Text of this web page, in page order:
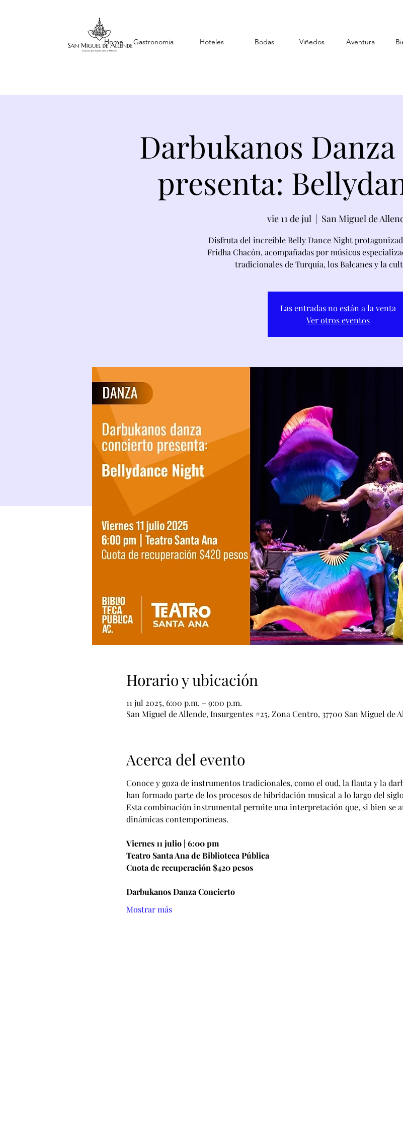
Home Gastronomia Hoteles Bodas Viñedos Aventura
Darbukanos
presenta:
vie 11 de jul
  |
San Miguel de
Disfruta del increíble Belly Dance Night
Fridha Chacón, acompañadas por músicos
tradicionales de Turquía, los Balcanes y la
Las entradas no están a la venta
Ver otros eventos
Horario y ubicación
11 jul 2025, 6:00 p.m. – 9:00 p.m.
San Miguel de Allende, Insurgentes #25, Zona Centro, 37700 San Miguel de
Acerca del evento
Conoce y goza de instrumentos tradicionales, como el oud, la flauta y la
han formado parte de los procesos de hibridación musical a lo largo del
Esta combinación instrumental permite una interpretación que, si bien se
dinámicas contemporáneas.
Viernes 11 julio | 6:00 pm
Teatro Santa Ana de Biblioteca Pública
Cuota de recuperación $420 pesos
Darbukanos Danza Concierto
Mostrar más